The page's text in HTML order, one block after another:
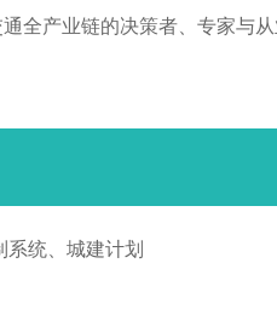
全产业链的决策者、专家与从
统、城建计划